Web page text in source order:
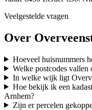
Veelgestelde vragen
Over
Hoeveel huisnummers
Welke postcodes vallen
In welke wijk ligt
Hoe bekijk ik een
Arnhem?
Zijn er percelen